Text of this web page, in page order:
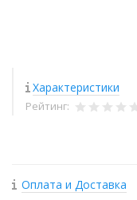
Характеристики
Рейтинг:
Оплата и Доставка